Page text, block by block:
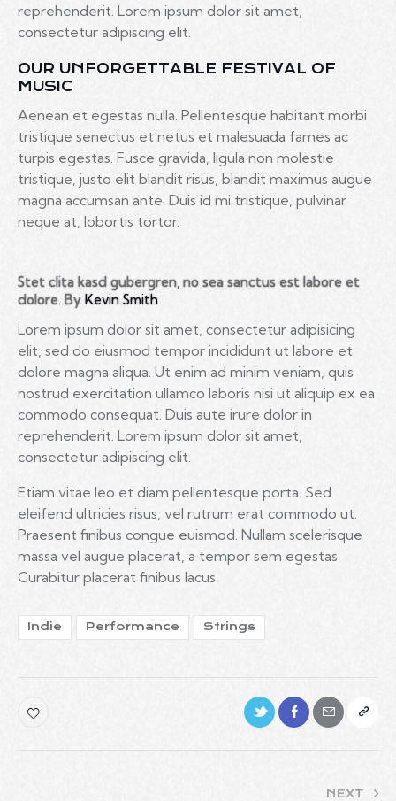
reprehenderit. Lorem ipsum dolor sit amet,
consectetur adipiscing elit.
OUR UNFORGETTABLE FESTIVAL OF
MUSIC
Aenean et egestas nulla. Pellentesque habitant morbi
tristique senectus et netus et malesuada fames ac
turpis egestas. Fusce gravida, ligula non molestie
tristique, justo elit blandit risus, blandit maximus augue
magna accumsan ante. Duis id mi tristique, pulvinar
neque at, lobortis tortor.
Stet clita kasd gubergren, no sea sanctus est labore et
dolore. By Kevin Smith
Lorem ipsum dolor sit amet, consectetur adipisicing
elit, sed do eiusmod tempor incididunt ut labore et
dolore magna aliqua. Ut enim ad minim veniam, quis
nostrud exercitation ullamco laboris nisi ut aliquip ex ea
commodo consequat. Duis aute irure dolor in
reprehenderit. Lorem ipsum dolor sit amet,
consectetur adipiscing elit.
Etiam vitae leo et diam pellentesque porta. Sed
eleifend ultricies risus, vel rutrum erat commodo ut.
Praesent finibus congue euismod. Nullam scelerisque
massa vel augue placerat, a tempor sem egestas.
Curabitur placerat finibus lacus.
Indie Performance Strings
NEXT